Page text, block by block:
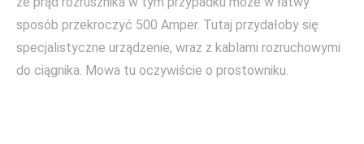
sposób przekroczyć 500 Amper. Tutaj przydałoby się
specjalistyczne urządzenie, wraz z kablami rozruchowymi
do ciągnika. Mowa tu oczywiście o prostowniku.